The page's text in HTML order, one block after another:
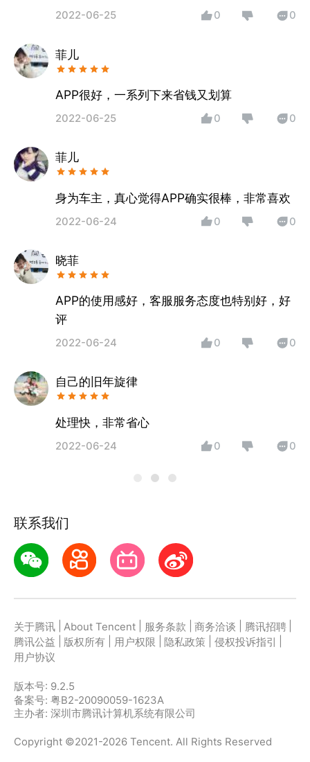
2022-06-25 0 0
菲儿
APP很好，一系列下来省钱又划算
2022-06-25 0 0
菲儿
身为车主，真心觉得APP确实很棒，非常喜欢
2022-06-24 0 0
晓菲
APP的使用感好，客服服务态度也特别好，好
评
2022-06-24 0 0
自己的旧年旋律
处理快，非常省心
2022-06-24 0 0
联系我们
关于腾讯 About Tencent 服务条款 商务洽谈 腾讯招聘
腾讯公益
版权所有 用户权限 隐私政策 侵权投诉指引
用户协议
版本号: 9.2.5
备案号: 粤B2-20090059-1623A
主办者: 深圳市腾讯计算机系统有限公司
Copyright ©2021-2026 Tencent. All Rights Reserved